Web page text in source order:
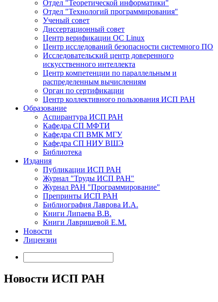
Отдел "Теоретической информатики"
Отдел "Технологий программирования"
Ученый совет
Диссертационный совет
Центр верификации ОС Linux
Центр исследований безопасности системного ПО
Исследовательский центр доверенного
искусственного интеллекта
Центр компетенции по параллельным и
распределенным вычислениям
Орган по сертификации
Центр коллективного пользования ИСП РАН
Образование
Аспирантура ИСП РАН
Кафедра СП МФТИ
Кафедра СП ВМК МГУ
Кафедра СП НИУ ВШЭ
Библиотека
Издания
Публикации ИСП РАН
Журнал "Труды ИСП РАН"
Журнал РАН "Программирование"
Препринты ИСП РАН
Библиография Лаврова И.А.
Книги Липаева В.В.
Книги Лаврищевой Е.М.
Новости
Лицензии
Новости ИСП РАН